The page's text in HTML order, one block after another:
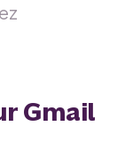
Gmail